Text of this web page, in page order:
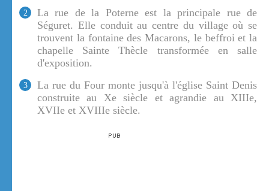
2
La rue de la Poterne est la principale rue de
Séguret. Elle conduit au centre du village où se
trouvent la fontaine des Macarons, le beffroi et la
chapelle Sainte Thècle transformée en salle
d'exposition.
3
La rue du Four monte jusqu'à l'église Saint Denis
construite au Xe siècle et agrandie au XIIIe,
XVIIe et XVIIIe siècle.